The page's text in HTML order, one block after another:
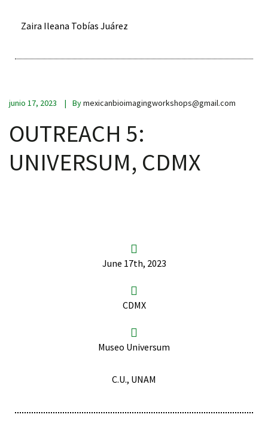
Zaira Ileana Tobías Juárez
junio 17, 2023 Bymexicanbioimagingworkshops@gmail.com
OUTREACH 5:
UNIVERSUM, CDMX
June 17th, 2023
CDMX
Museo Universum
C.U., UNAM